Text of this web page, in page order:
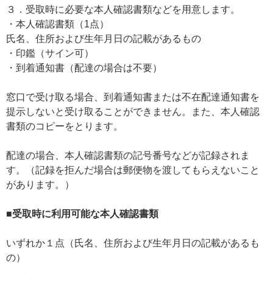
３．受取時に必要な本人確認書類などを用意します。
・本人確認書類（1点）
氏名、住所および生年月日の記載があるもの
・印鑑（サイン可）
・到着通知書（配達の場合は不要）
窓口で受け取る場合、到着通知書または不在配達通知書を
提示しないと受け取ることができません。また、本人確認
書類のコピーをとります。
配達の場合、本人確認書類の記号番号などが記録されま
す。（記録を拒んだ場合は郵便物を渡してもらえないこと
があります。）
■受取時に利用可能な本人確認書類
いずれか１点（氏名、住所および生年月日の記載があるも
の）